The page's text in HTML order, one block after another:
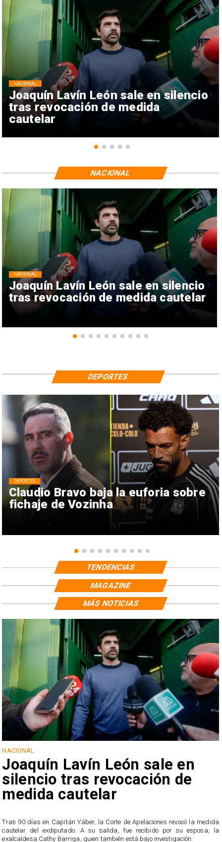
Joaquín Lavín León sale en silencio
tras revocación de medida
cautelar
NACIONAL
Joaquín Lavín León sale en silencio
tras revocación de medida cautelar
NACIONAL
NACIONAL
Claudio Bravo baja la euforia sobre
fichaje de Vozinha
DEPORTES
DEPORTES
TENDENCIAS
MAGAZINE
NACIONAL
Joaquín Lavín León sale en
silencio tras revocación de
medida cautelar
Tras 90 días en Capitán Yáber, la Corte de Apelaciones revocó la medida
cautelar del exdiputado. A su salida, fue recibido por su esposa, la
exalcaldesa Cathy Barriga, quien también está bajo investigación.
MÁS NOTICIAS